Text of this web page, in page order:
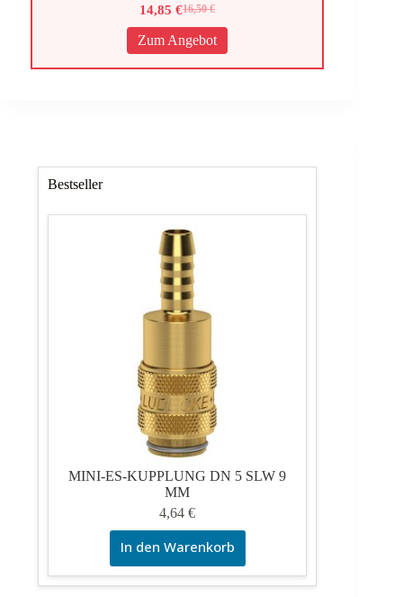
16,50€
Ursprünglicher
Preis
war:
16,50 €
14,85€
Aktueller
Preis
ist:
14,85 €.
Zum Angebot
Bestseller
MINI-ES-KUPPLUNG DN 5 SLW 9
MM
4,64€
In den Warenkorb